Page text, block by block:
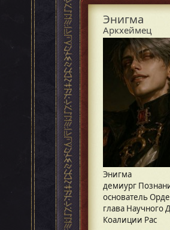
Энигма
Аркхеймец
Энигма
демиург
основатель
глава Научного
Коалиции Рас